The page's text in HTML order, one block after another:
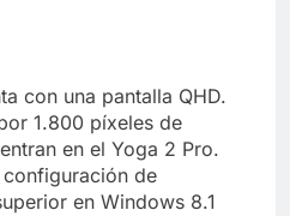
con una pantalla QHD.
1.800 píxeles de
en el Yoga 2 Pro.
de
en Windows 8.1